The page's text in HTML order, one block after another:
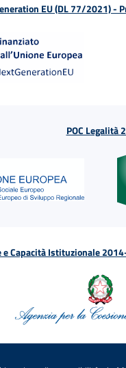
EU (DL 77/2021) -
POC
e Capacità Istituzionale